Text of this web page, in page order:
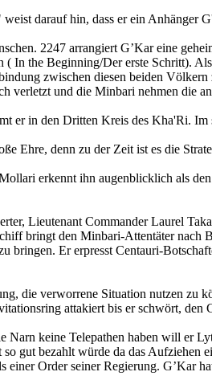
darauf hin, dass er ein Anhänger
2247 arrangiert G’Kar eine
In the Beginning/Der erste Schritt).
zwischen diesen beiden
und die Minbari nehmen die
er in den Dritten Kreis des Kha'Ri.
Ehre, denn zu der Zeit ist es die
erkennt ihn augenblicklich als
Lieutenant Commander Laurel
bringt den Minbari-Attentäter
bringen. Er erpresst Centauri-
die verworrene Situation nutzen zu
attakiert bis er schwört, den
keine Telepathen haben will er
gut bezahlt würde da das
einer Order seiner Regierung.